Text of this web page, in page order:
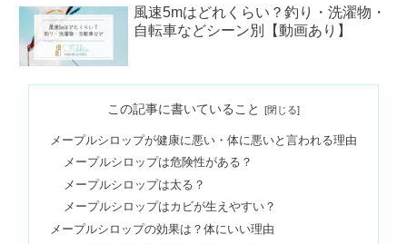
風速5mはどれくらい？釣り・洗濯物・
自転車などシーン別【動画あり】
秘への効果＆体に悪い？
降水量10mmはどれくらい？キャン
プ・ディズニーOK？【動画まとめ】
この記事に書いていること
メープルシロップが健康に悪い・体に悪いと言われる理由
メープルシロップは危険性がある？
メープルシロップは太る？
メープルシロップはカビが生えやすい？
メープルシロップの効果は？体にいい理由